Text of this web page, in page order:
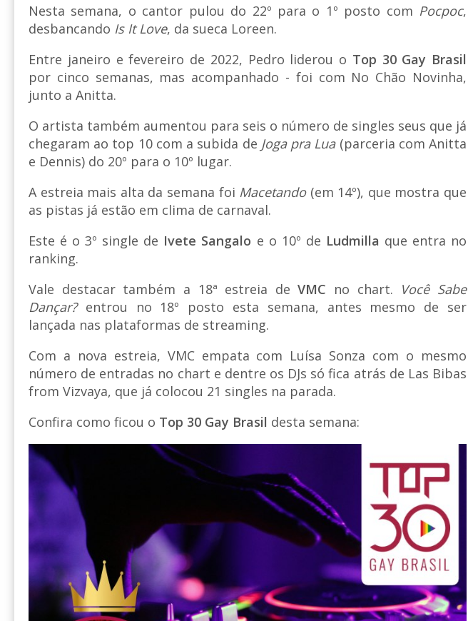
Nesta semana, o cantor pulou do 22º para o 1º posto com Pocpoc,
desbancando Is It Love, da sueca Loreen.
Entre janeiro e fevereiro de 2022, Pedro liderou o Top 30 Gay Brasil
por cinco semanas, mas acompanhado - foi com No Chão Novinha,
junto a Anitta.
O artista também aumentou para seis o número de singles seus que já
chegaram ao top 10 com a subida de Joga pra Lua(parceria com Anitta
e Dennis) do 20º para o 10º lugar.
A estreia mais alta da semana foi Macetando(em 14º), que mostra que
as pistas já estão em clima de carnaval.
Este é o 3º single de Ivete Sangalo e o 10º de Ludmilla que entra no
ranking.
Vale destacar também a 18ª estreia deVMC no chart. Você Sabe
Dançar?entrou no 18º posto esta semana, antes mesmo de ser
lançada nas plataformas de streaming.
Com a nova estreia, VMC empata com Luísa Sonza com o mesmo
número de entradas no chart e dentre os DJs só fica atrás de Las Bibas
from Vizvaya, que já colocou 21 singles na parada.
Confira como ficou o Top 30 Gay Brasil desta semana: